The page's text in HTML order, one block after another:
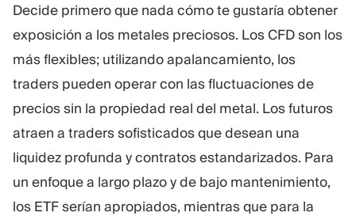
Decide primero que nada cómo te gustaría obtener
exposición a los metales preciosos. Los CFD son los
más flexibles; utilizando apalancamiento, los
traders pueden operar con las fluctuaciones de
precios sin la propiedad real del metal. Los futuros
atraen a traders sofisticados que desean una
liquidez profunda y contratos estandarizados. Para
un enfoque a largo plazo y de bajo mantenimiento,
los ETF serían apropiados, mientras que para la